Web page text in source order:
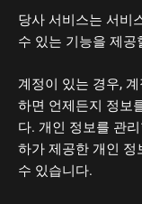
당사 서비스는 서비
수 있는 기능을 제공
계정이 있는 경우,
하면 언제든지 정보
다. 개인 정보를 관
하가 제공한 개인 정
수 있습니다.